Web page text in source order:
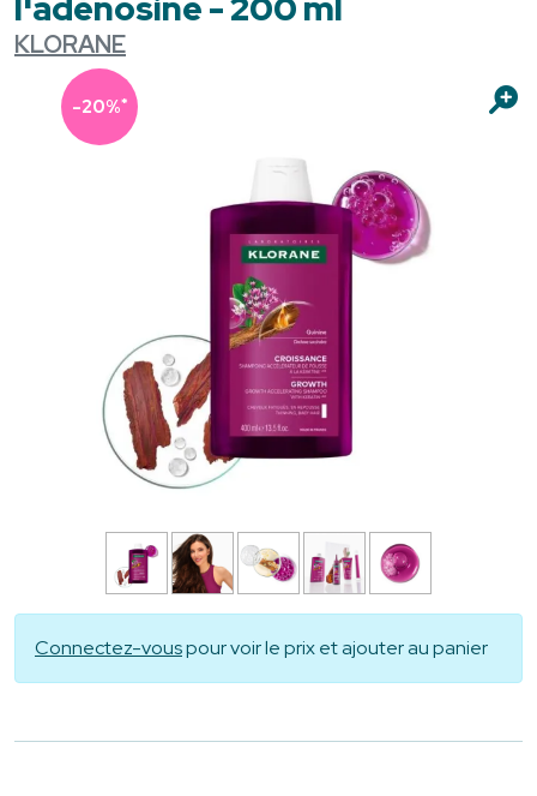
KLORANE
-20%*
Connectez-vouspour voir le prix et ajouter au panier